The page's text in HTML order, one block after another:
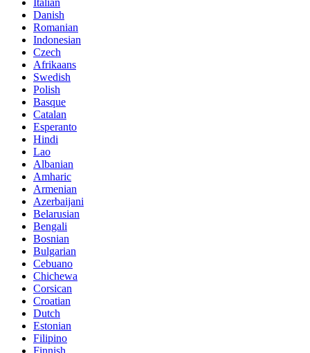
Italian
Danish
Romanian
Indonesian
Czech
Afrikaans
Swedish
Polish
Basque
Catalan
Esperanto
Hindi
Lao
Albanian
Amharic
Armenian
Azerbaijani
Belarusian
Bengali
Bosnian
Bulgarian
Cebuano
Chichewa
Corsican
Croatian
Dutch
Estonian
Filipino
Finnish